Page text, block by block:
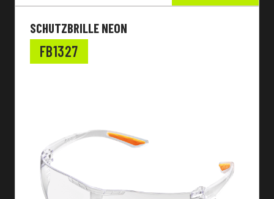
SCHUTZBRILLE NEON
FB1327